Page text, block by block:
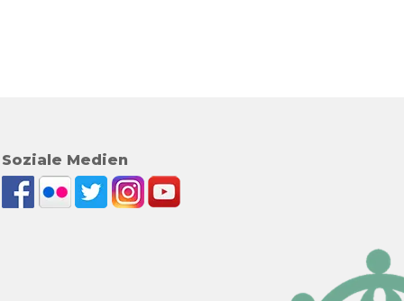
Soziale Medien